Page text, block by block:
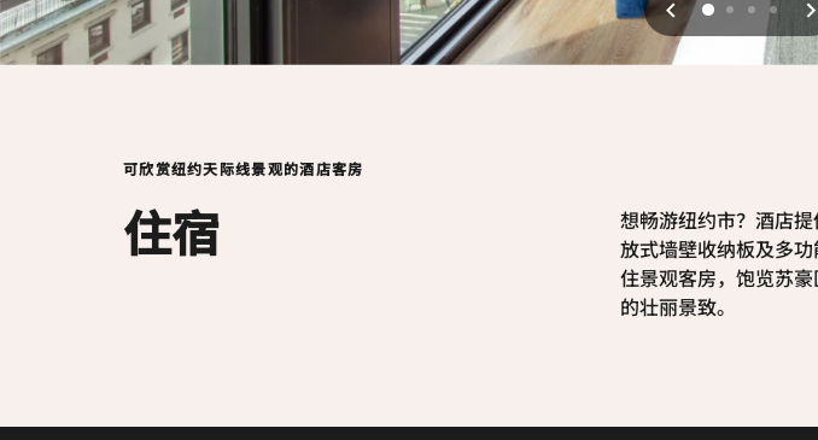
可欣赏纽约天际线景观的酒店客房
住宿
想畅游纽约市？酒店
放式墙壁收纳板及多
住景观客房，饱览苏
的壮丽景致。